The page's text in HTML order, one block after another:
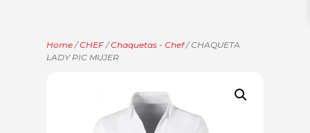
Home /CHEF /Chaquetas - Chef/ CHAQUETA
LADY PIC MUJER